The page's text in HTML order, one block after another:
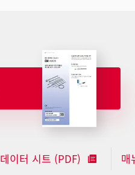
데이터 시트 (PDF) 매